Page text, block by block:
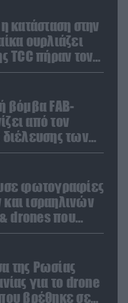
κατάσταση στην
ουρλιάζει
TCC πήραν τον
βόμβα FAB-
από τον
διέλευσης των
στην
φωτογραφίες
ισραηλινών
drones που
της Ρωσίας
για το drone
βρέθηκε σε